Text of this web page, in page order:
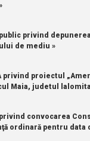
public privind
de mediu »
privind proiectul
Maia, judetul
privind convocarea
ordinară pentru data